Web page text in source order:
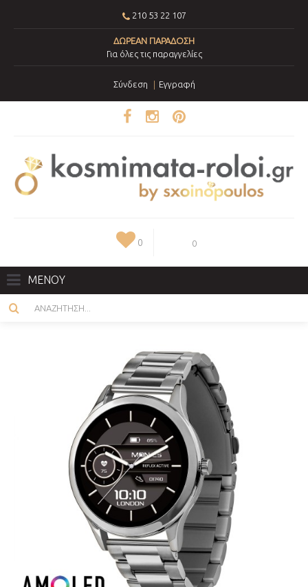
210 53 22 107
ΔΩΡΕΑΝ ΠΑΡΑΔΟΣΗ
Για όλες τις παραγγελίες
Σύνδεση Εγγραφή
0 0
ΜΕΝΟΥ